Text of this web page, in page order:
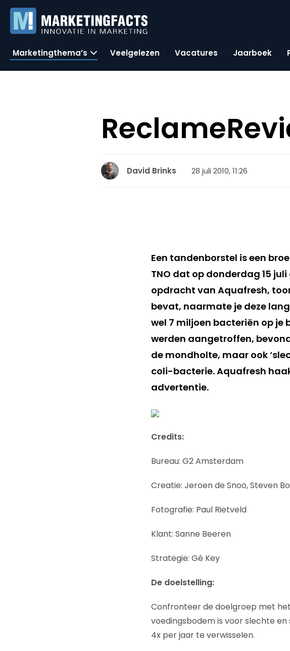
Marketingthema’s Veelgelezen Vacatures Jaarboek
David Brinks 28 juli 2010, 11:26
Een tandenborstel is een
TNO dat op donderdag 15
opdracht van Aquafresh,
bevat, naarmate je deze
wel 7 miljoen bacteriën op je
werden aangetroffen,
de mondholte, maar ook
coli-bacterie. Aquafresh
advertentie.
Credits:
Bureau: G2 Amsterdam
Creatie: Jeroen de Snoo, Steven
Fotografie: Paul Rietveld
Klant: Sanne Beeren
Strategie: Gé Key
De doelstelling:
Confronteer de doelgroep met
voedingsbodem is voor slechte
4x per jaar te verwisselen.